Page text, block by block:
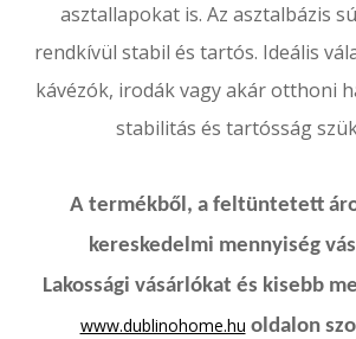
asztallapokat is. Az asztalbázis
rendkívül stabil és tartós. Ideális
kávézók, irodák vagy akár otthoni
stabilitás és tartósság
A termékből, a feltüntetett
kereskedelmi mennyiség
Lakossági vásárlókat és kisebb
www.dublinohome.hu oldalon